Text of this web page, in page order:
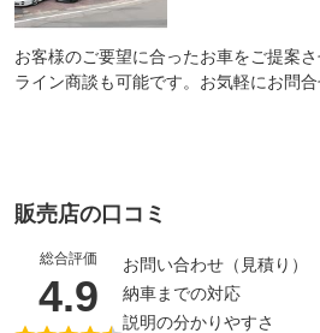
お客様のご要望に合ったお車をご提案
ライン商談も可能です。お気軽にお問合
販売店の口コミ
総合評価
4.9 （5点満点
お問い合わせ（見積り）
納車までの対応
説明の分かりやすさ